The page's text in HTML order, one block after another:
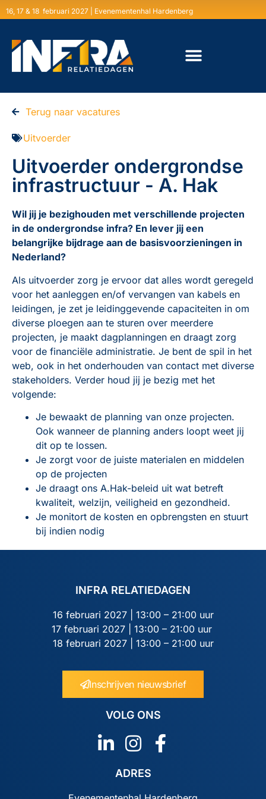
16, 17 & 18 februari 2027 | Evenementenhal Hardenberg
Terug naar vacatures
Uitvoerder
Uitvoerder ondergrondse
infrastructuur - A. Hak
Wil jij je bezighouden met verschillende projecten
in de ondergrondse infra? En lever jij een
belangrijke bijdrage aan de basisvoorzieningen in
Nederland?
Als uitvoerder zorg je ervoor dat alles wordt geregeld
voor het aanleggen en/of vervangen van kabels en
leidingen, je zet je leidinggevende capaciteiten in om
diverse ploegen aan te sturen over meerdere
projecten, je maakt dagplanningen en draagt zorg
voor de financiële administratie. Je bent de spil in het
web, ook in het onderhouden van contact met diverse
stakeholders. Verder houd jij je bezig met het
volgende:
Je bewaakt de planning van onze projecten.
Ook wanneer de planning anders loopt weet jij
dit op te lossen.
Je zorgt voor de juiste materialen en middelen
op de projecten
Je draagt ons A.Hak-beleid uit wat betreft
kwaliteit, welzijn, veiligheid en gezondheid.
Je monitort de kosten en opbrengsten en stuurt
bij indien nodig
INFRA RELATIEDAGEN
16 februari 2027 | 13:00 – 21:00 uur
17 februari 2027 | 13:00 – 21:00 uur
18 februari 2027 | 13:00 – 21:00 uur
Inschrijven nieuwsbrief
VOLG ONS
ADRES